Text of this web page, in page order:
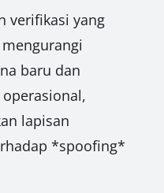
verifikasi yang
baru dan
lapisan
*spoofing*